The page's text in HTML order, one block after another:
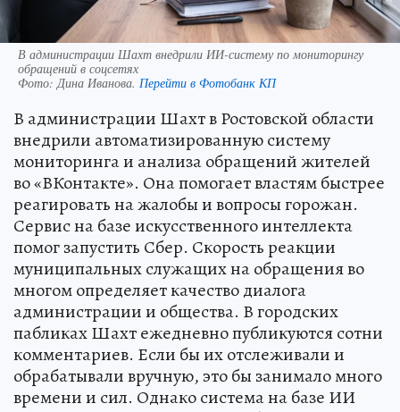
В администрации Шахт внедрили ИИ-систему по мониторингу
обращений в соцсетях
Фото:Дина Иванова. Перейти в Фотобанк КП
В администрации Шахт в Ростовской области
внедрили автоматизированную систему
мониторинга и анализа обращений жителей
во «ВКонтакте». Она помогает властям быстрее
реагировать на жалобы и вопросы горожан.
Сервис на базе искусственного интеллекта
помог запустить Сбер. Скорость реакции
муниципальных служащих на обращения во
многом определяет качество диалога
администрации и общества. В городских
пабликах Шахт ежедневно публикуются сотни
комментариев. Если бы их отслеживали и
обрабатывали вручную, это бы занимало много
времени и сил. Однако система на базе ИИ